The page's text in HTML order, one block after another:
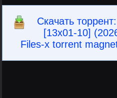
Скачать
[13x01-10]
Files-x torrent